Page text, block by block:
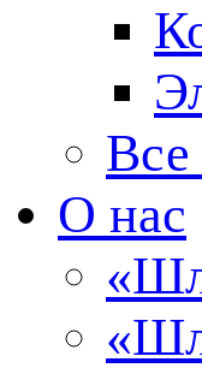
Все
О нас